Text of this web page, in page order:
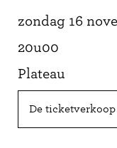
zondag 16
20u00
Plateau
De